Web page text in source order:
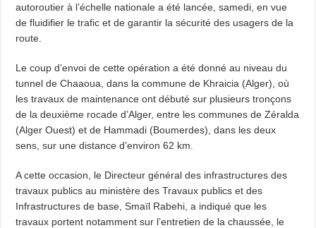
autoroutier à l’échelle nationale a été lancée, samedi, en vue
de fluidifier le trafic et de garantir la sécurité des usagers de la
route.
Le coup d’envoi de cette opération a été donné au niveau du
tunnel de Chaaoua, dans la commune de Khraicia (Alger), où
les travaux de maintenance ont débuté sur plusieurs tronçons
de la deuxième rocade d’Alger, entre les communes de Zéralda
(Alger Ouest) et de Hammadi (Boumerdes), dans les deux
sens, sur une distance d’environ 62 km.
A cette occasion, le Directeur général des infrastructures des
travaux publics au ministère des Travaux publics et des
Infrastructures de base, Smaïl Rabehi, a indiqué que les
travaux portent notamment sur l’entretien de la chaussée, le